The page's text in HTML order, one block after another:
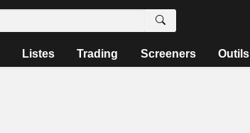
Listes Trading Screeners Outils